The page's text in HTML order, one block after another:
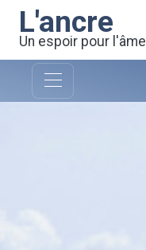
L'ancre
Un espoir pour l'âme